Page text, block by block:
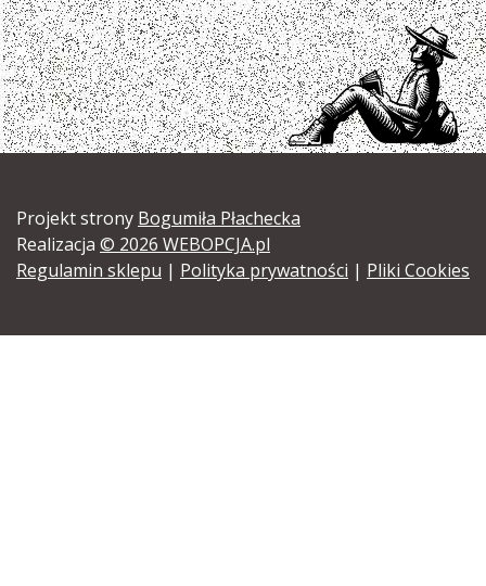
Projekt strony Bogumiła Płachecka
Realizacja © 2026 WEBOPCJA.pl
Regulamin sklepu | Polityka prywatności | Pliki Cookies